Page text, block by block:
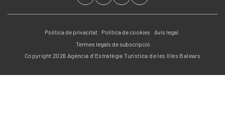
Política de privacitat Política de cookies
Avís legal
Termes legals de subscripció
Copyright 2026 Agència d’Estratègia Turística de les Illes Balears